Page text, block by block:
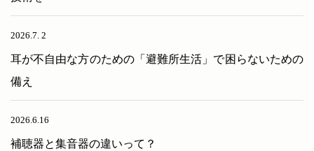
2026.7. 2
耳が不自由な方のための「避難所生活」で困らないための
備え
2026.6.16
補聴器と集音器の違いって？